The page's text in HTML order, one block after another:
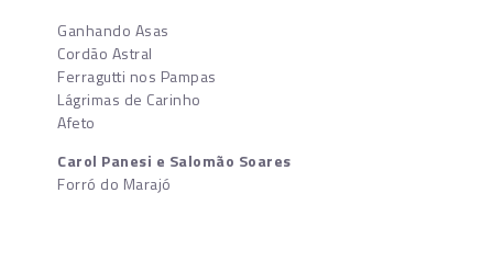
Ganhando Asas
Cordão Astral
Ferragutti nos Pampas
Lágrimas de Carinho
Afeto
Carol Panesi e Salomão Soares
Forró do Marajó